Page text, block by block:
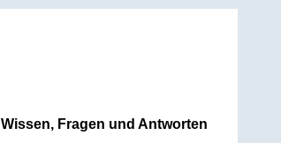
Fragen und Antworten